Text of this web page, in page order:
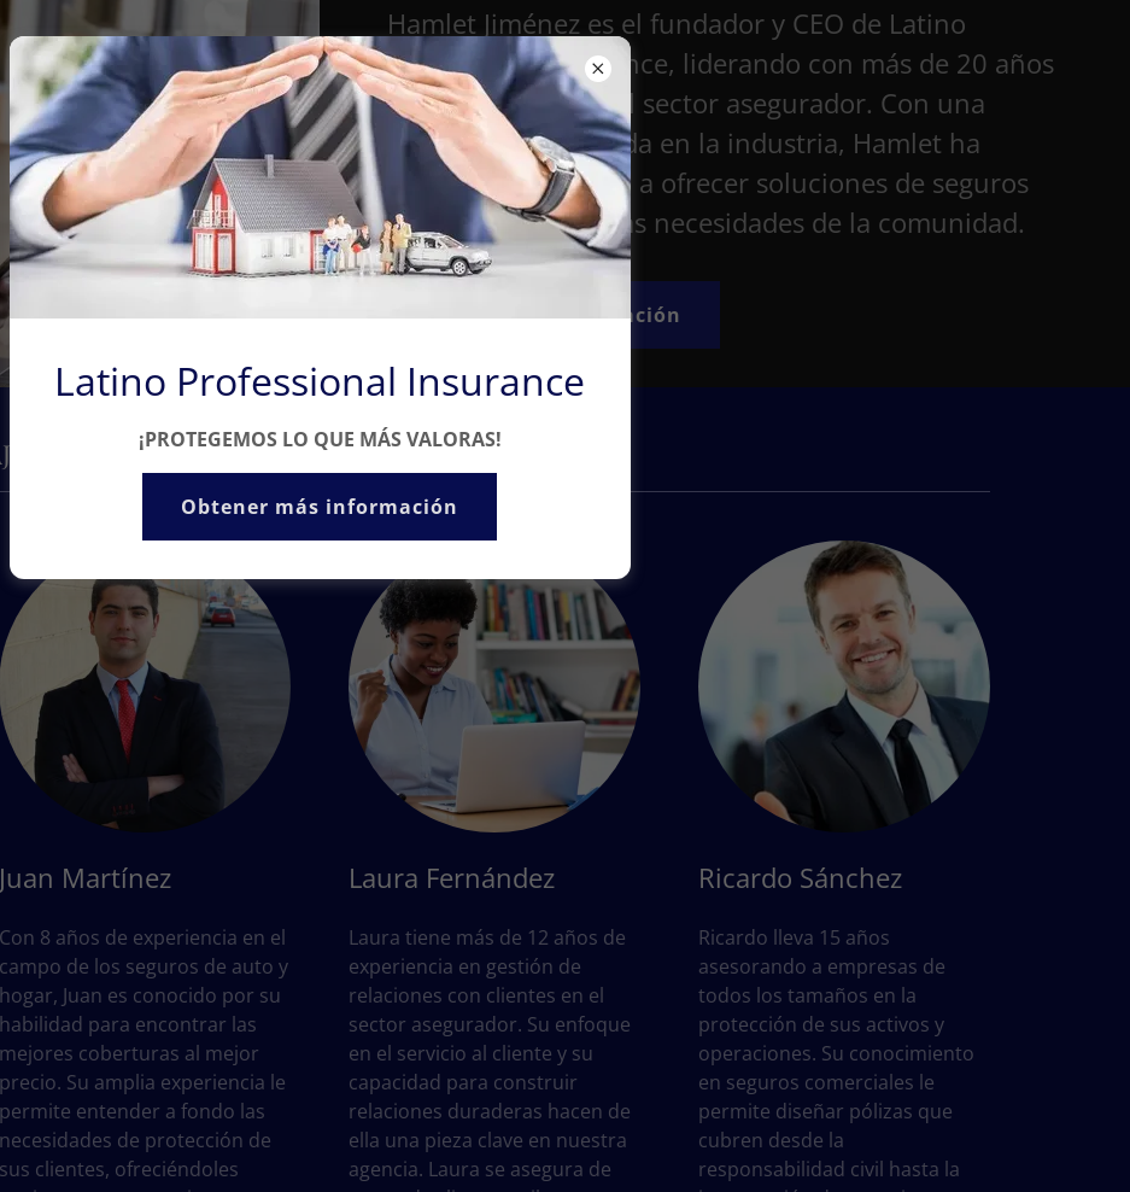
Hamlet Jiménez es el fundador y CEO de Latino
Professional Insurance, liderando con más de 20 años
de experiencia en el sector asegurador. Con una
trayectoria destacada en la industria, Hamlet ha
dedicado su carrera a ofrecer soluciones de seguros
que se adaptan a las necesidades de la comunidad.
Obtén más información
Juan Martínez
Con 8 años de experiencia en el
campo de los seguros de auto y
hogar, Juan es conocido por su
habilidad para encontrar las
mejores coberturas al mejor
precio. Su amplia experiencia le
permite entender a fondo las
necesidades de protección de
sus clientes, ofreciéndoles
Laura Fernández
Laura tiene más de 12 años de
experiencia en gestión de
relaciones con clientes en el
sector asegurador. Su enfoque
en el servicio al cliente y su
capacidad para construir
relaciones duraderas hacen de
ella una pieza clave en nuestra
agencia. Laura se asegura de
Ricardo Sánchez
Ricardo lleva 15 años
asesorando a empresas de
todos los tamaños en la
protección de sus activos y
operaciones. Su conocimiento
en seguros comerciales le
permite diseñar pólizas que
cubren desde la
responsabilidad civil hasta la
Latino Professional Insurance
¡PROTEGEMOS LO QUE MÁS VALORAS!
Obtener más información